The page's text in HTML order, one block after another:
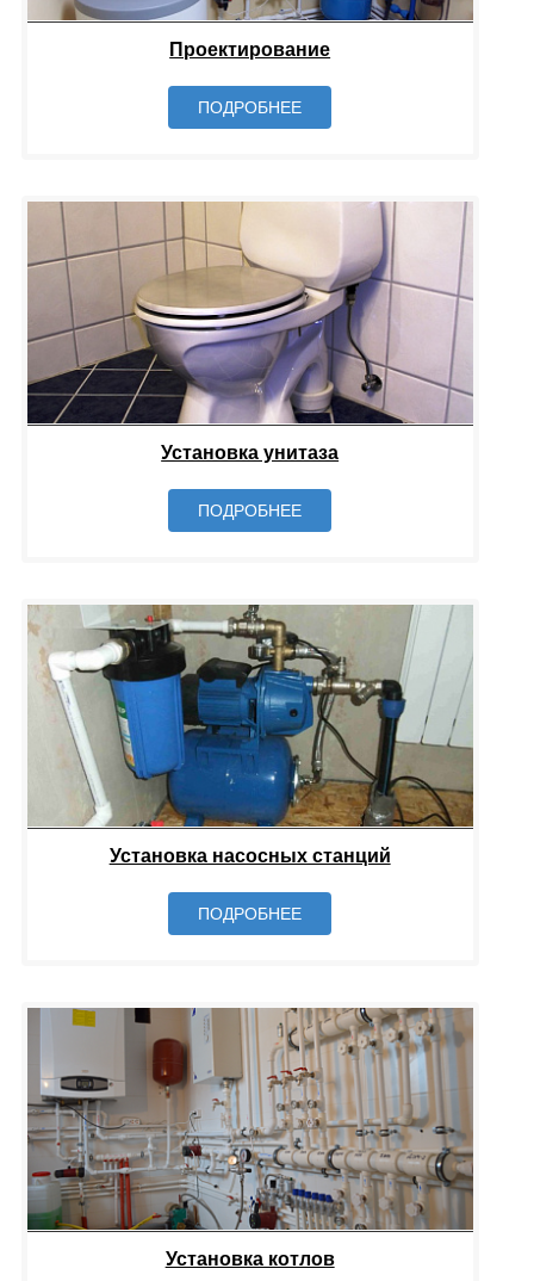
Проектирование
ПОДРОБНЕЕ
Установка унитаза
ПОДРОБНЕЕ
Установка насосных станций
ПОДРОБНЕЕ
Установка котлов